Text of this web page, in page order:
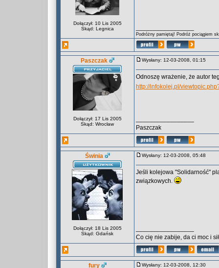
Dołączył: 10 Lis 2005
Skąd: Legnica
Podróżny pamiętaj! Podróż pociągiem
Paszczak
Dołączył: 17 Lis 2005
Skąd: Wrocław
Wysłany: 12-03-2008, 01:15
Odnoszę wrażenie, że autor
http://infokolej.pl/
Paszczak
Świnia
Dołączył: 18 Lis 2005
Skąd: Gdańsk
Wysłany: 12-03-2008, 05:48
Jeśli kolejowa "Solidarność"
związkowych.
Co cię nie zabije, da ci moc i
fury Wysłany: 12-03-2008, 12:30